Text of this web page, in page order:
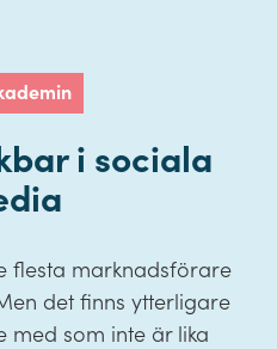
i sociala
flesta marknadsförare
det finns ytterligare
som inte är lika